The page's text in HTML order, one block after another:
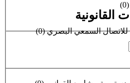
(
0
)
للاتصال السمعي البصري (
0
)
القانونية